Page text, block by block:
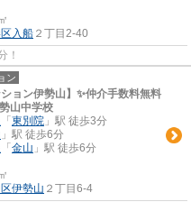
入船 ２丁目2-40
！
ン
ション伊勢山】✨️仲介手数料無料
山中学校
「 東別院 」駅 徒歩3分
」駅 徒歩6分
「 金山 」駅 徒歩6分
伊勢山 ２丁目6-4